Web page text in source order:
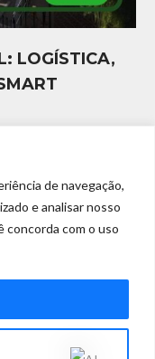
de navegação,
e analisar nosso
concorda com o uso
LOGÍSTICA,
MUDANÇAS
das preocupações
enfrenta um
impacto inegável nos
exigem ação
lockers…